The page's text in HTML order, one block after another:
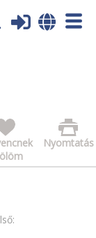
itt:
Nyomtatás